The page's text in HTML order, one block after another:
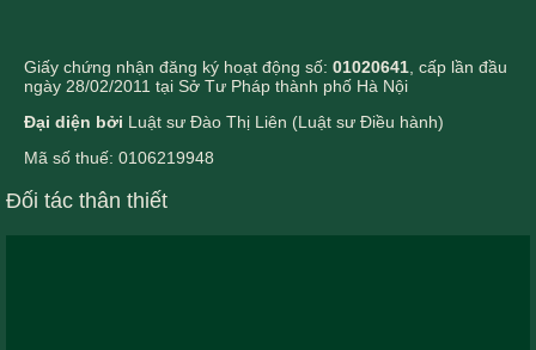
Giấy chứng nhận đăng ký hoạt động số: 01020641 , cấp lần đầu
ngày 28/02/2011 tại Sở Tư Pháp thành phố Hà Nội
Đại diện bởi Luật sư Đào Thị Liên (Luật sư Điều hành)
Mã số thuế: 0106219948
Đối tác thân thiết